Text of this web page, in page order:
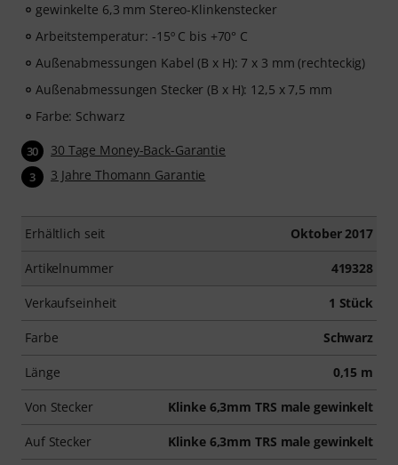
gewinkelte 6,3 mm Stereo-Klinkenstecker
Arbeitstemperatur: -15º C bis +70° C
Außenabmessungen Kabel (B x H): 7 x 3 mm (rechteckig)
Außenabmessungen Stecker (B x H): 12,5 x 7,5 mm
Farbe: Schwarz
30 30 Tage Money-Back-Garantie
3 3 Jahre Thomann Garantie
Erhältlich seit Oktober 2017
Artikelnummer 419328
Verkaufseinheit 1 Stück
Farbe Schwarz
Länge 0,15 m
Von Stecker Klinke 6,3mm TRS male gewinkelt
Auf Stecker Klinke 6,3mm TRS male gewinkelt